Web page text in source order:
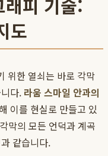
피 기술:
도
위한 열쇠는 바로 각막
다. 라움 스마일 안과의
이를 현실로 만들고 있
막의 모든 언덕과 계곡
같습니다.